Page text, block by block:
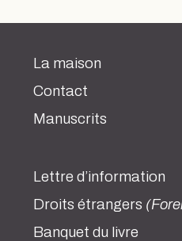
La maison
Contact
Manuscrits
Lettre d’information
Droits étrangers
Banquet du livre